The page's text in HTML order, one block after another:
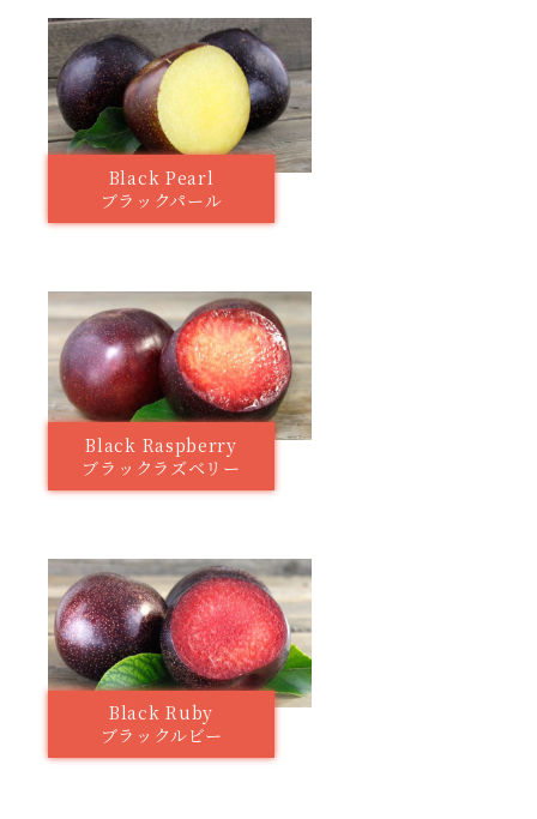
Black Pearl
ブラックパール
Black Raspberry
ブラックラズベリー
Black Ruby
ブラックルビー